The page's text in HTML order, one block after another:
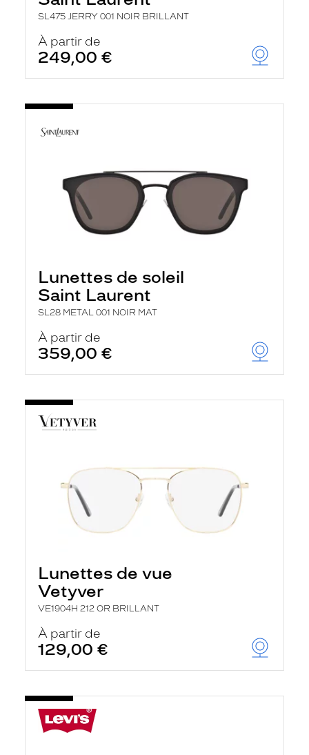
SL475 JERRY 001 NOIR BRILLANT
À partir de
249,00 €
Lunettes de soleil
Saint Laurent
SL28 METAL 001 NOIR MAT
À partir de
359,00 €
Lunettes de vue
Vetyver
VE1904H 212 OR BRILLANT
À partir de
129,00 €